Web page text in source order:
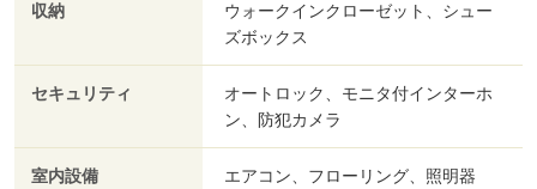
収納
ウォークインクローゼット、シュー
ズボックス
セキュリティ
オートロック、モニタ付インターホ
ン、防犯カメラ
室内設備
エアコン、フローリング、照明器